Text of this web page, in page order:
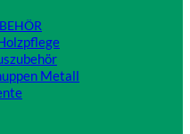
Metall